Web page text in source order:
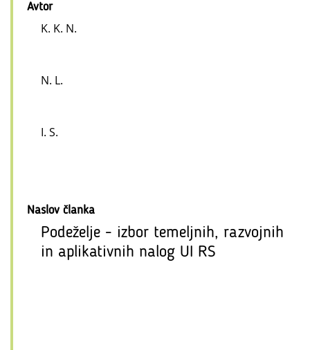
Avtor
K. K. N.
N. L.
I. S.
Naslov članka
Podeželje - izbor temeljnih, razvojnih
in aplikativnih nalog UI RS